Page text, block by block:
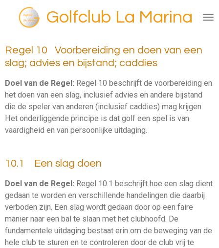
direct
de
hoofdinhoud
Golfclub La Marina
Regel 10 Voorbereiding en doen van een
slag; advies en bijstand; caddies
Doel van de Regel: Regel 10 beschrijft de voorbereiding en
het doen van een slag, inclusief advies en andere bijstand
die de speler van anderen (inclusief caddies) mag krijgen.
Het onderliggende principe is dat golf een spel is van
vaardigheid en van persoonlijke uitdaging.
10.1 Een slag doen
Doel van de Regel: Regel 10.1 beschrijft hoe een slag dient
gedaan te worden en verschillende handelingen die daarbij
verboden zijn. Een slag wordt gedaan door op een faire
manier naar een bal te slaan met het clubhoofd. De
fundamentele uitdaging bestaat erin om de beweging van de
hele club te sturen en te controleren door de club vrij te